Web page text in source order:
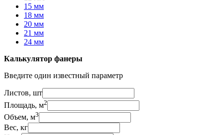
15 мм
18 мм
20 мм
21 мм
24 мм
Калькулятор фанеры
Введите один известный параметр
Листов, шт
Площадь, м2
Объем, м3
Вес, кг